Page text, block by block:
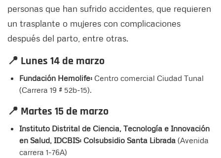
personas que han sufrido accidentes, que requieren
un trasplante o mujeres con complicaciones
después del parto, entre otras.
📍 Lunes 14 de marzo
Fundación Hemolife: Centro comercial Ciudad Tunal
(Carrera 19 # 52b-15).
📍 Martes 15 de marzo
Instituto Distrital de Ciencia, Tecnología e Innovación
en Salud, IDCBIS: Colsubsidio Santa Librada (Avenida
carrera 1-76A)